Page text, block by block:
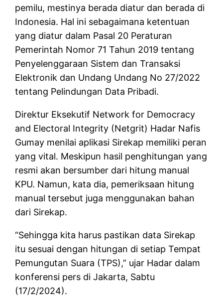
pemilu, mestinya berada diatur dan berada di
Indonesia. Hal ini sebagaimana ketentuan
yang diatur dalam Pasal 20 Peraturan
Pemerintah Nomor 71 Tahun 2019 tentang
Penyelenggaraan Sistem dan Transaksi
Elektronik dan Undang Undang No 27/2022
tentang Pelindungan Data Pribadi.
Direktur Eksekutif Network for Democracy
and Electoral Integrity (Netgrit) Hadar Nafis
Gumay menilai aplikasi Sirekap memiliki peran
yang vital. Meskipun hasil penghitungan yang
resmi akan bersumber dari hitung manual
KPU. Namun, kata dia, pemeriksaan hitung
manual tersebut juga menggunakan bahan
dari Sirekap.
“Sehingga kita harus pastikan data Sirekap
itu sesuai dengan hitungan di setiap Tempat
Pemungutan Suara (TPS),” ujar Hadar dalam
konferensi pers di Jakarta, Sabtu
(17/2/2024).